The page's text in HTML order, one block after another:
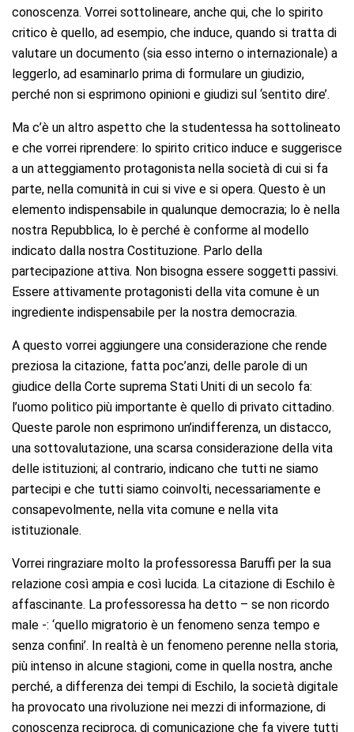
conoscenza. Vorrei sottolineare, anche qui, che lo spirito
critico è quello, ad esempio, che induce, quando si tratta di
valutare un documento (sia esso interno o internazionale) a
leggerlo, ad esaminarlo prima di formulare un giudizio,
perché non si esprimono opinioni e giudizi sul ‘sentito dire’.
Ma c’è un altro aspetto che la studentessa ha sottolineato
e che vorrei riprendere: lo spirito critico induce e suggerisce
a un atteggiamento protagonista nella società di cui si fa
parte, nella comunità in cui si vive e si opera. Questo è un
elemento indispensabile in qualunque democrazia; lo è nella
nostra Repubblica, lo è perché è conforme al modello
indicato dalla nostra Costituzione. Parlo della
partecipazione attiva. Non bisogna essere soggetti passivi.
Essere attivamente protagonisti della vita comune è un
ingrediente indispensabile per la nostra democrazia.
A questo vorrei aggiungere una considerazione che rende
preziosa la citazione, fatta poc’anzi, delle parole di un
giudice della Corte suprema Stati Uniti di un secolo fa:
l’uomo politico più importante è quello di privato cittadino.
Queste parole non esprimono un’indifferenza, un distacco,
una sottovalutazione, una scarsa considerazione della vita
delle istituzioni; al contrario, indicano che tutti ne siamo
partecipi e che tutti siamo coinvolti, necessariamente e
consapevolmente, nella vita comune e nella vita
istituzionale.
Vorrei ringraziare molto la professoressa Baruffi per la sua
relazione così ampia e così lucida. La citazione di Eschilo è
affascinante. La professoressa ha detto – se non ricordo
male -: ‘quello migratorio è un fenomeno senza tempo e
senza confini’. In realtà è un fenomeno perenne nella storia,
più intenso in alcune stagioni, come in quella nostra, anche
perché, a differenza dei tempi di Eschilo, la società digitale
ha provocato una rivoluzione nei mezzi di informazione, di
conoscenza reciproca, di comunicazione che fa vivere tutti